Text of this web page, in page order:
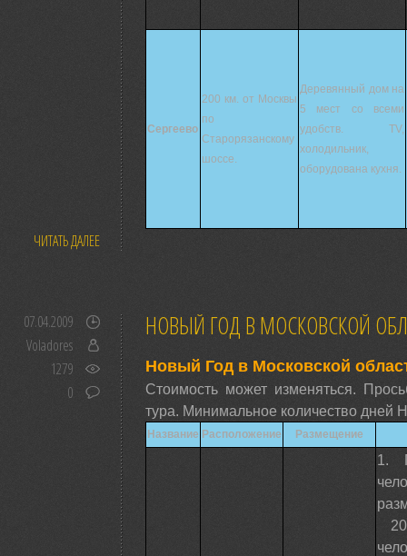
Сергеево
200 км. от Москвы
по
Старорязанскому
шоссе.
Деревянный дом на
5 мест со всеми
удобств. TV,
холодильник,
оборудована кухня.
ЧИТАТЬ ДАЛЕЕ
НОВЫЙ ГОД В МОСКОВСКОЙ
Новый Год в Московской
Стоимость может изменяться.
тура. Минимальное количество дней
Название Расположение Размещение
1.
07.04.2009
Voladores
1279
0